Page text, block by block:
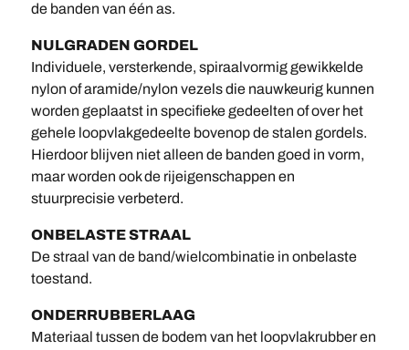
de banden van één as.
NULGRADEN GORDEL
Individuele, versterkende, spiraalvormig gewikkelde
nylon of aramide/nylon vezels die nauwkeurig kunnen
worden geplaatst in specifieke gedeelten of over het
gehele loopvlakgedeelte bovenop de stalen gordels.
Hierdoor blijven niet alleen de banden goed in vorm,
maar worden ook de rijeigenschappen en
stuurprecisie verbeterd.
ONBELASTE STRAAL
De straal van de band/wielcombinatie in onbelaste
toestand.
ONDERRUBBERLAAG
Materiaal tussen de bodem van het loopvlakrubber en